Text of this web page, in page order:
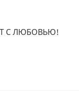
С ЛЮБОВЬЮ!